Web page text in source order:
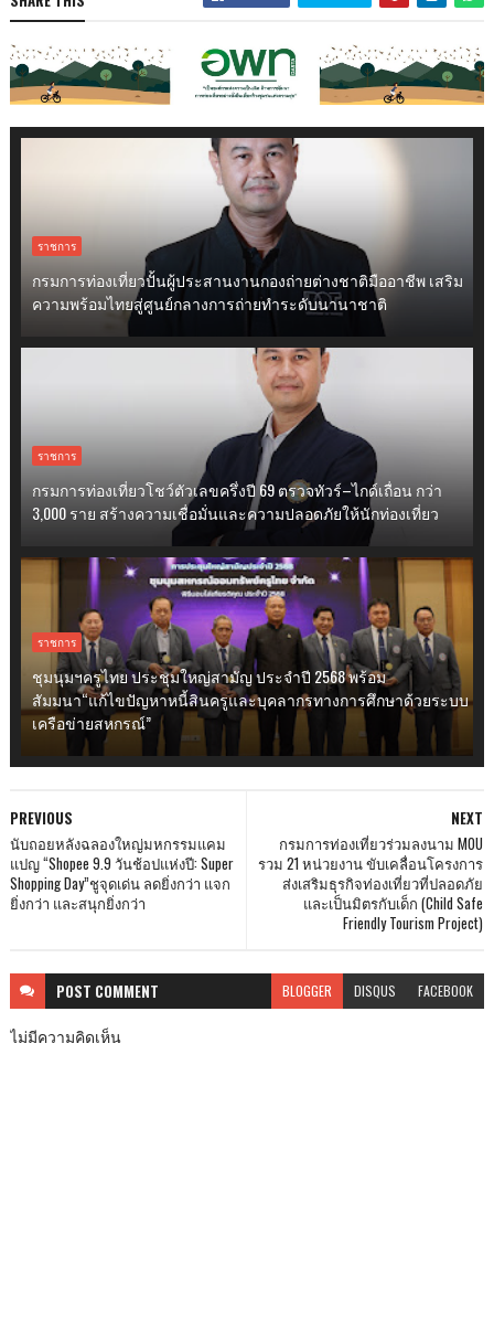
ราชการ
กรมการท่องเที่ยวปั้นผู้ประสานงานกองถ่ายต่างชาติมืออาชีพ เสริม
ความพร้อมไทยสู่ศูนย์กลางการถ่ายทำระดับนานาชาติ
ราชการ
กรมการท่องเที่ยวโชว์ตัวเลขครึ่งปี 69 ตรวจทัวร์–ไกด์เถื่อน กว่า
3,000 ราย สร้างความเชื่อมั่นและความปลอดภัยให้นักท่องเที่ยว
ราชการ
ชุมนุมฯครูไทย ประชุมใหญ่สามัญ ประจำปี 2568 พร้อม
สัมมนา“แก้ไขปัญหาหนี้สินครูและบุคลากรทางการศึกษาด้วยระบบ
เครือข่ายสหกรณ์”
NEXT
กรมการท่องเที่ยวร่วมลงนาม MOU
รวม 21 หน่วยงาน ขับเคลื่อนโครงการ
ส่งเสริมธุรกิจท่องเที่ยวที่ปลอดภัย
และเป็นมิตรกับเด็ก (Child Safe
Friendly Tourism Project)
PREVIOUS
นับถอยหลังฉลองใหญ่มหกรรมแคม
แปญ “Shopee 9.9 วันช้อปแห่งปี: Super
Shopping Day”ชูจุดเด่น ลดยิ่งกว่า แจก
ยิ่งกว่า และสนุกยิ่งกว่า
POST COMMENT BLOGGER DISQUS FACEBOOK
ไม่มีความคิดเห็น